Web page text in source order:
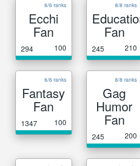
6/6 ranks
Ecchi
Fan
294 100
8/8 ranks
Fan
245 210
6/6 ranks
Fantasy
Fan
1347 100
8/8 ranks
Gag
Humor
Fan
245 200